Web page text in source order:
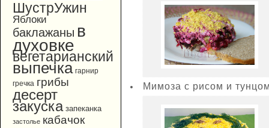
ШустрУжин
Яблоки
баклажаны в
духовке
вегетарианский
выпечка гарнир
гречка грибы
десерт
закуска запеканка
застолье кабачок
Мимоза с рисом и